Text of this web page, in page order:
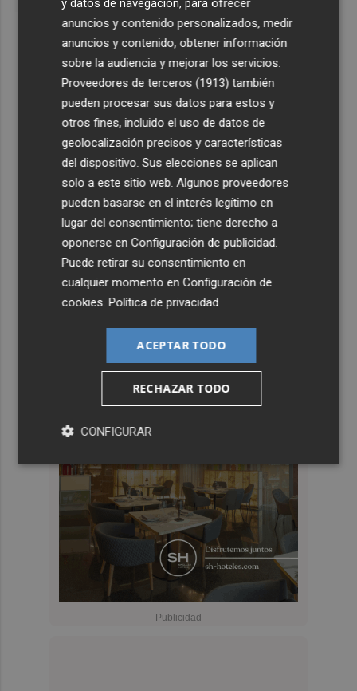
y datos de navegación, para ofrecer
anuncios y contenido personalizados, medir
anuncios y contenido, obtener información
sobre la audiencia y mejorar los servicios.
Proveedores de terceros (1913) también
pueden procesar sus datos para estos y
otros fines, incluido el uso de datos de
geolocalización precisos y características
del dispositivo. Sus elecciones se aplican
solo a este sitio web. Algunos proveedores
pueden basarse en el interés legítimo en
lugar del consentimiento; tiene derecho a
oponerse enConfiguración de publicidad.
Puede retirar su consentimiento en
cualquier momento enConfiguración de
cookies.Política de privacidad
ACEPTAR TODO
RECHAZAR TODO
CONFIGURAR